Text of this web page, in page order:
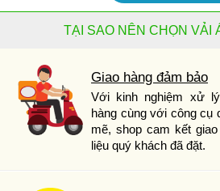
TẠI SAO NÊN CHỌN VẢI
Giao hàng đảm bảo
Với kinh nghiệm xử
hàng cùng với công cụ
mẽ, shop cam kết
liệu quý khách đã đặt.